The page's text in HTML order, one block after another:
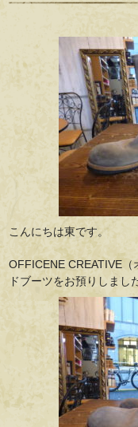
こんにちは東です。
OFFICENE CREATIVE
ドブーツをお預りしまし